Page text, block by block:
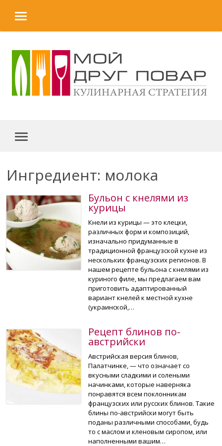
MENU
MENU
Ингредиент: молока
Бульон с кнелями из
курицы
Кнели из курицы — это клецки,
различных форм и композиций,
изначально придуманные в
традиционной французской кухне из
нескольких французских регионов. В
нашем рецепте бульона с кнелями из
куриного филе, мы предлагаем вам
приготовить адаптированный
вариант кнелей к местной кухне
(украинской,…
Рецепт блинов по-
австрийски
Австрийская версия блинов,
Палатчинке, — что означает со
вкусными сладкими и солеными
начинками, которые наверняка
понравятся всем поклонникам
французских или русских блинов. Такие
блины по-австрийски могут быть
поданы различными способами, будь
то с маслом и кленовым сиропом, или
наполненными вашим…